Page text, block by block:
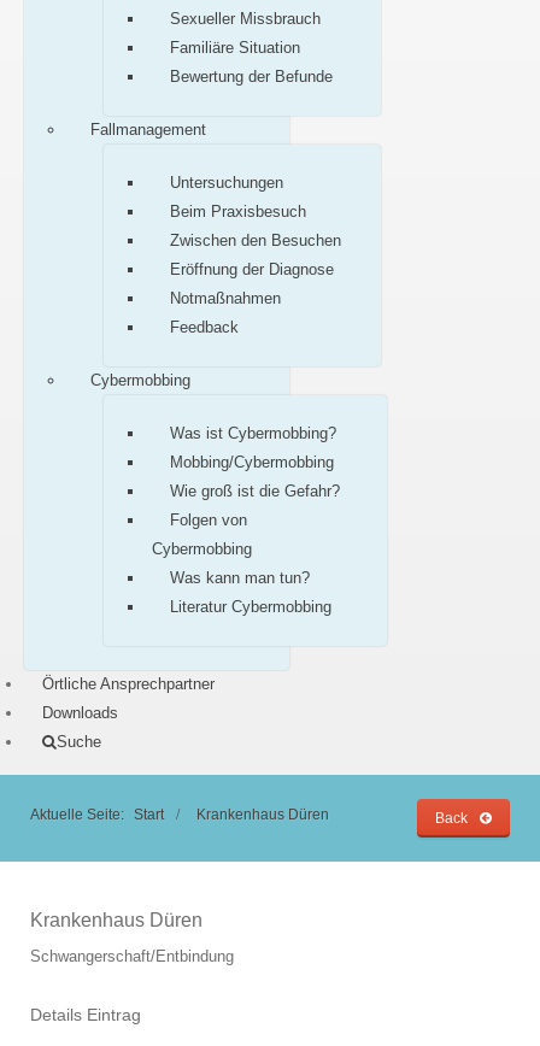
Sexueller Missbrauch
Familiäre Situation
Bewertung der Befunde
Fallmanagement
Untersuchungen
Beim Praxisbesuch
Zwischen den Besuchen
Eröffnung der Diagnose
Notmaßnahmen
Feedback
Cybermobbing
Was ist Cybermobbing?
Mobbing/Cybermobbing
Wie groß ist die Gefahr?
Folgen von
Cybermobbing
Was kann man tun?
Literatur Cybermobbing
Örtliche Ansprechpartner
Downloads
Suche
Aktuelle Seite: Start Krankenhaus Düren Back
Krankenhaus Düren
Schwangerschaft/Entbindung
Details Eintrag